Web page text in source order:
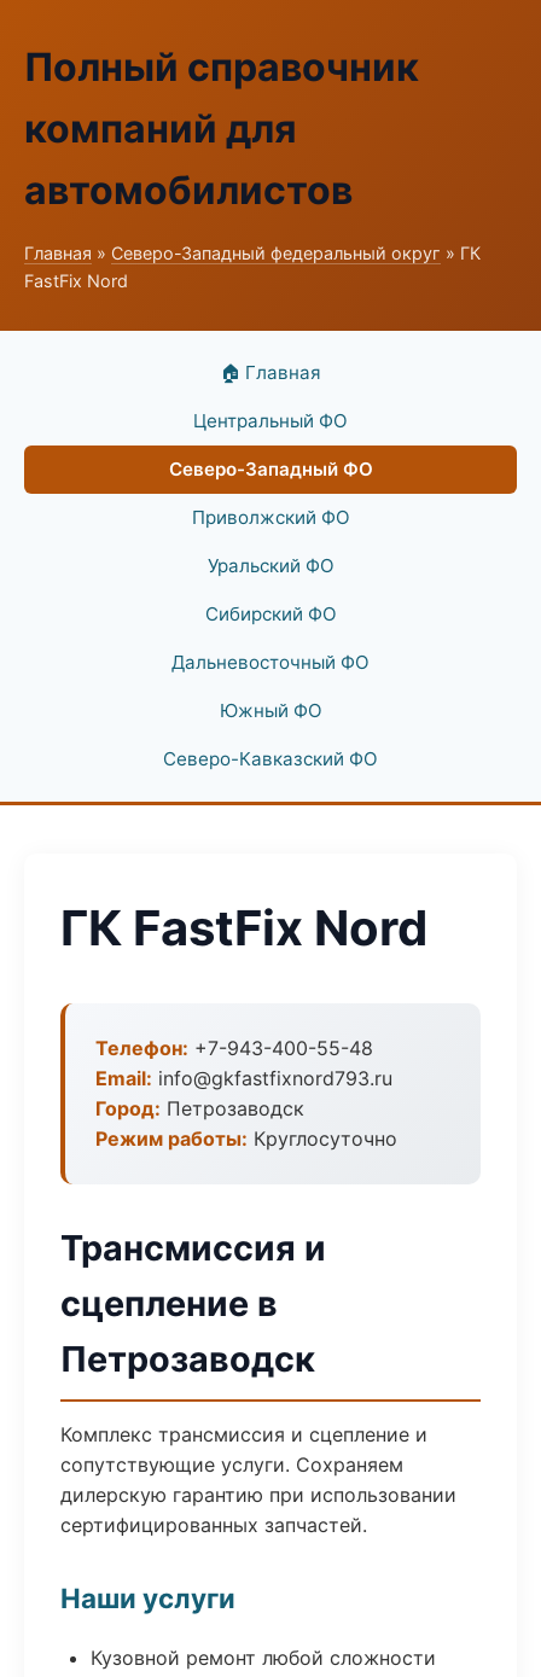
Полный справочник
компаний для
автомобилистов
Главная » Северо-Западный федеральный округ » ГК
FastFix Nord
🏠 Главная
Центральный ФО
Северо-Западный ФО
Приволжский ФО
Уральский ФО
Сибирский ФО
Дальневосточный ФО
Южный ФО
Северо-Кавказский ФО
ГК FastFix Nord
Телефон: +7-943-400-55-48
Email: info@gkfastfixnord793.ru
Город: Петрозаводск
Режим работы: Круглосуточно
Трансмиссия и
сцепление в
Петрозаводск
Комплекс трансмиссия и сцепление и
сопутствующие услуги. Сохраняем
дилерскую гарантию при использовании
сертифицированных запчастей.
Наши услуги
Кузовной ремонт любой сложности